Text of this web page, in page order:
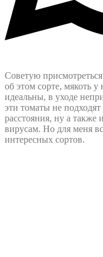
Советую
об этом сорте, мякоть у
идеальны, в уходе
эти томаты не
расстояния, ну а также
вирусам. Но для меня
интересных сортов.